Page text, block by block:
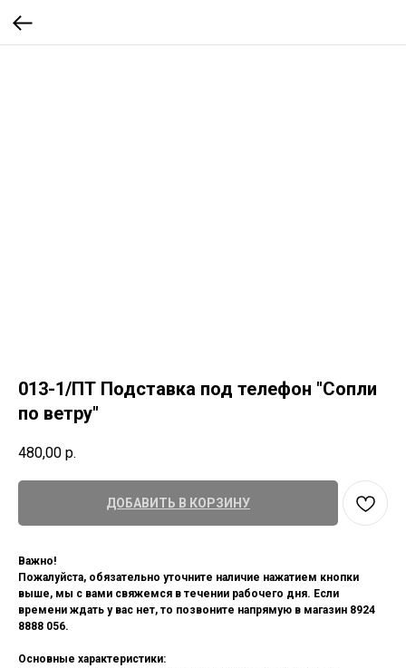
013-1/ПТ Подставка под телефон "Сопли
по ветру"
480,00 р.
ДОБАВИТЬ В КОРЗИНУ
Важно!
Пожалуйста, обязательно уточните наличие нажатием кнопки
выше, мы с вами свяжемся в течении рабочего дня. Если
времени ждать у вас нет, то позвоните напрямую в магазин 8924
8888 056.
Основные характеристики: